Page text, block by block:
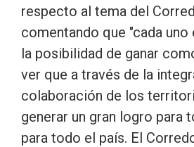
respecto al tema del
comentando que "cada uno
la posibilidad de ganar
ver que a través de la
colaboración de los
generar un gran logro para
para todo el país. El